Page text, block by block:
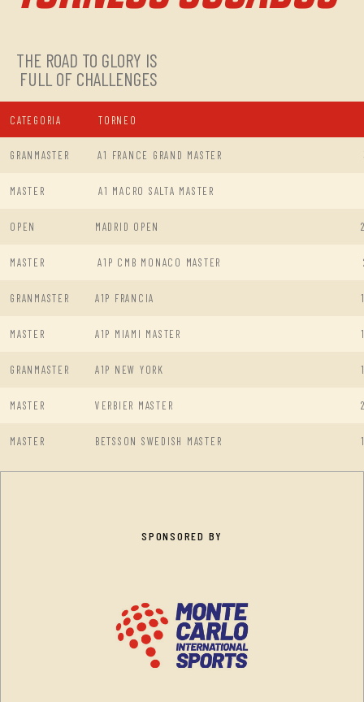
THE ROAD TO GLORY IS
FULL OF CHALLENGES
CATEGORIA TORNEO
GRANMASTER A1 FRANCE GRAND MASTER
MASTER A1 MACRO SALTA MASTER
OPEN MADRID OPEN
MASTER A1P CMB MONACO MASTER
GRANMASTER A1P FRANCIA
MASTER A1P MIAMI MASTER
GRANMASTER A1P NEW YORK
MASTER VERBIER MASTER
MASTER BETSSON SWEDISH MASTER
SPONSORED BY